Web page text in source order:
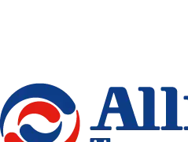
Go Home